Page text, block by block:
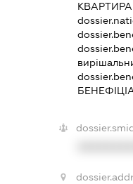
КВАРТИРА